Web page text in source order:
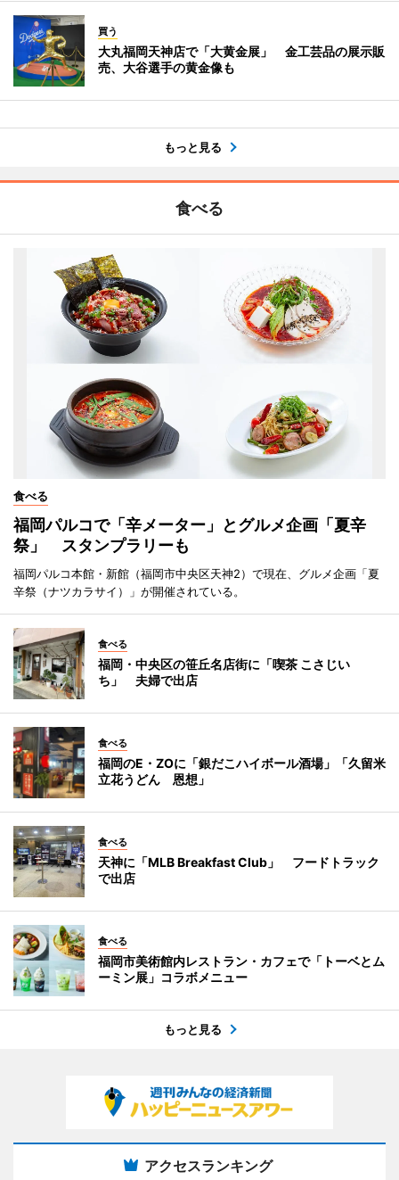
買う
大丸福岡天神店で「大黄金展」 金工芸品の展示販
売、大谷選手の黄金像も
もっと見る
食べる
食べる
福岡パルコで「辛メーター」とグルメ企画「夏辛
祭」 スタンプラリーも
福岡パルコ本館・新館（福岡市中央区天神2）で現在、グルメ企画「夏
辛祭（ナツカラサイ）」が開催されている。
食べる
福岡・中央区の笹丘名店街に「喫茶 こさじい
ち」 夫婦で出店
食べる
福岡のE・ZOに「銀だこハイボール酒場」「久留米
立花うどん 恩想」
食べる
天神に「MLB Breakfast Club」 フードトラック
で出店
食べる
福岡市美術館内レストラン・カフェで「トーベとム
ーミン展」コラボメニュー
もっと見る
アクセスランキング